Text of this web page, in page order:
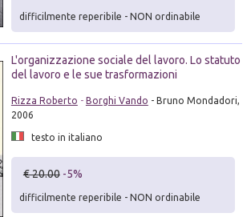
difficilmente reperibile - NON ordinabile
L'organizzazione sociale del lavoro. Lo statuto
del lavoro e le sue trasformazioni
Rizza Roberto - Borghi Vando - Bruno Mondadori,
2006
testo in italiano
€ 20.00 -5%
difficilmente reperibile - NON ordinabile